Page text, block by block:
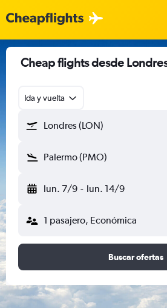
Cheap flights desde
Ida y vuelta
Londres (LON)
Palermo (PMO)
lun. 7/9 - lun. 14/9
1 pasajero, Económica
Buscar ofertas